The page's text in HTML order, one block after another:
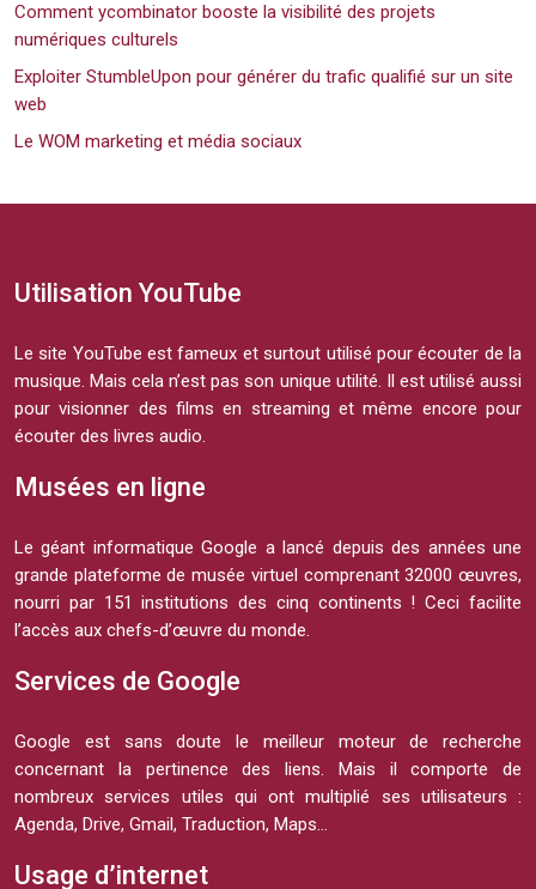
Comment ycombinator booste la visibilité des projets
numériques culturels
Exploiter StumbleUpon pour générer du trafic qualifié sur un site
web
Le WOM marketing et média sociaux
Utilisation YouTube
Le site YouTube est fameux et surtout utilisé pour écouter de la
musique. Mais cela n’est pas son unique utilité. Il est utilisé aussi
pour visionner des films en streaming et même encore pour
écouter des livres audio.
Musées en ligne
Le géant informatique Google a lancé depuis des années une
grande plateforme de musée virtuel comprenant 32000 œuvres,
nourri par 151 institutions des cinq continents ! Ceci facilite
l’accès aux chefs-d’œuvre du monde.
Services de Google
Google est sans doute le meilleur moteur de recherche
concernant la pertinence des liens. Mais il comporte de
nombreux services utiles qui ont multiplié ses utilisateurs :
Agenda, Drive, Gmail, Traduction, Maps…
Usage d’internet